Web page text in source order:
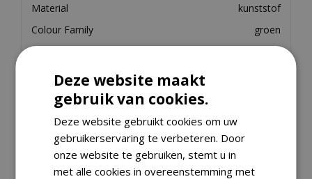
Material
kunststof
Colour Family
groen
Material (Detail)
pp
Season / Theme
Colour (Detail)
UV-Proof Indicator
Material Property
thermisch_isolerend
PEFC Code
Deze website maakt
gebruik van cookies.
Deze website gebruikt cookies om uw
gebruikerservaring te verbeteren. Door
onze website te gebruiken, stemt u in
met alle cookies in overeenstemming met